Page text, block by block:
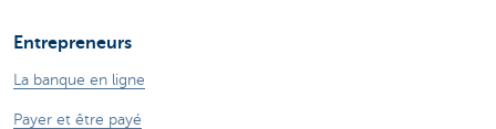
Entrepreneurs
La banque en ligne
Payer et être payé